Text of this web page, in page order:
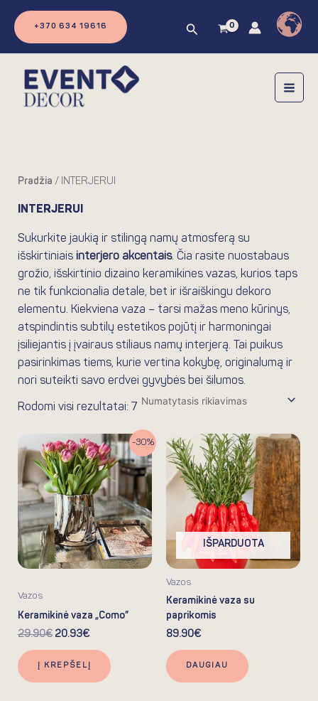
prie
turinio
+370 634 19616 Paieška
Pradžia / INTERJERUI
INTERJERUI
Sukurkite jaukią ir stilingą namų atmosferą su
išskirtiniais interjero akcentais. Čia rasite nuostabaus
grožio, išskirtinio dizaino keramikines vazas, kurios taps
ne tik funkcionalia detale, bet ir išraiškingu dekoro
elementu. Kiekviena vaza – tarsi mažas meno kūrinys,
atspindintis subtilų estetikos pojūtį ir harmoningai
įsiliejantis į įvairaus stiliaus namų interjerą. Tai puikus
pasirinkimas tiems, kurie vertina kokybę, originalumą ir
nori suteikti savo erdvei gyvybės bei šilumos.
Rodomi visi rezultatai: 7
-30%
Vazos
Keramikinė vaza „Como”
29.90€
Original
price
was:
29.90€.
20.93€
Current
price
is:
20.93€.
Į KREPŠELĮ
IŠPARDUOTA
Vazos
Keramikinė vaza su
paprikomis
89.90€
DAUGIAU